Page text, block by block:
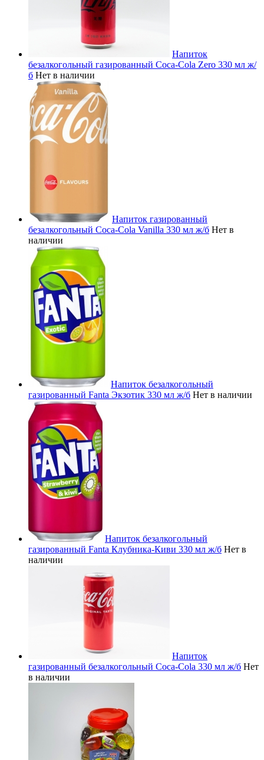
Напиток
безалкогольный газированный Coca-Cola Zero 330 мл ж/
б Нет в наличии
Напиток газированный
безалкогольный Coca-Cola Vanilla 330 мл ж/б Нет в
наличии
Напиток безалкогольный
газированный Fanta Экзотик 330 мл ж/б Нет в наличии
Напиток безалкогольный
газированный Fanta Клубника-Киви 330 мл ж/б Нет в
наличии
Напиток
газированный безалкогольный Coca-Cola 330 мл ж/б Нет
в наличии